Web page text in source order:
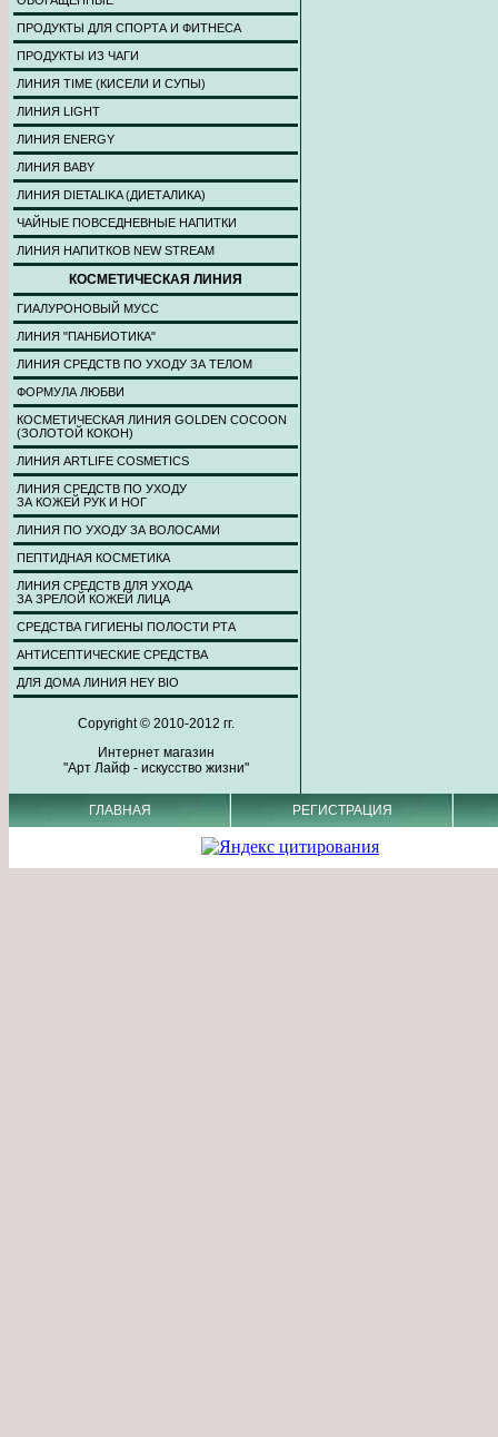
ПРОДУКТЫ ДЛЯ СПОРТА И ФИТНЕСА
ПРОДУКТЫ ИЗ ЧАГИ
ЛИНИЯ TIME (КИСЕЛИ И СУПЫ)
ЛИНИЯ LIGHT
ЛИНИЯ ENERGY
ЛИНИЯ BABY
ЛИНИЯ DIETALIKA (ДИЕТАЛИКА)
ЧАЙНЫЕ ПОВСЕДНЕВНЫЕ НАПИТКИ
ЛИНИЯ НАПИТКОВ NEW STREAM
КОСМЕТИЧЕСКАЯ ЛИНИЯ
ГИАЛУРОНОВЫЙ МУСС
ЛИНИЯ "ПАНБИОТИКА"
ЛИНИЯ СРЕДСТВ ПО УХОДУ ЗА ТЕЛОМ
ФОРМУЛА ЛЮБВИ
КОСМЕТИЧЕСКАЯ ЛИНИЯ GOLDEN COCOON
(ЗОЛОТОЙ КОКОН)
ЛИНИЯ ARTLIFE COSMETICS
ЛИНИЯ СРЕДСТВ ПО УХОДУ
ЗА КОЖЕЙ РУК И НОГ
ЛИНИЯ ПО УХОДУ ЗА ВОЛОСАМИ
ПЕПТИДНАЯ КОСМЕТИКА
ЛИНИЯ СРЕДСТВ ДЛЯ УХОДА
ЗА ЗРЕЛОЙ КОЖЕЙ ЛИЦА
СРЕДСТВА ГИГИЕНЫ ПОЛОСТИ РТА
АНТИСЕПТИЧЕСКИЕ СРЕДСТВА
ДЛЯ ДОМА ЛИНИЯ HEY BIO
Copyright © 2010-2012 гг.
Интернет магазин
"Арт Лайф - искусство жизни"
ГЛАВНАЯ РЕГИСТРАЦИЯ